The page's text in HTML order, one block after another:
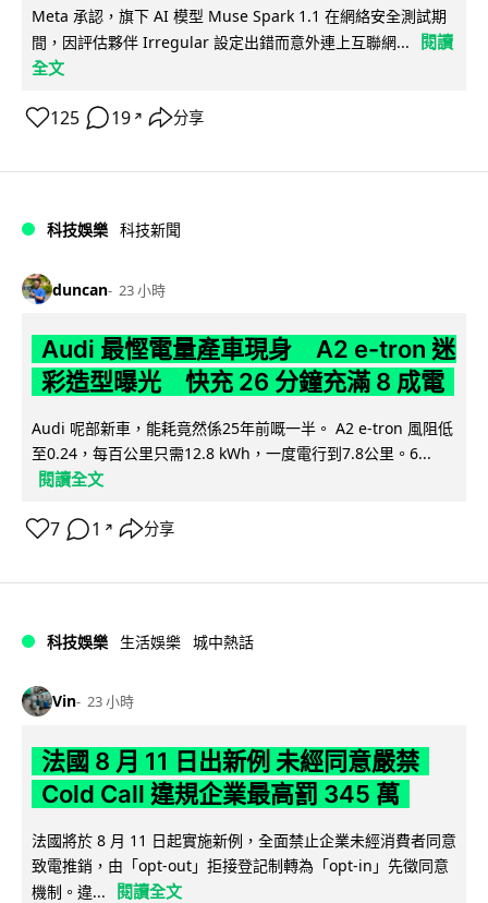
Meta 承認，旗下 AI 模型 Muse Spark 1.1 在網絡安全測試期
間，因評估夥伴 Irregular 設定出錯而意外連上互聯網...
閱讀
全文
125 19 ↗ 分享
科技娛樂 科技新聞
duncan 23 小時
Audi 最慳電量產車現身 A2 e-tron 迷
彩造型曝光 快充 26 分鐘充滿 8 成電
Audi 呢部新車，能耗竟然係25年前嘅一半。 A2 e-tron 風阻低
至0.24，每百公里只需12.8 kWh，一度電行到7.8公里。6...
閱讀全文
7 1 ↗ 分享
科技娛樂 生活娛樂 城中熱話
Vin 23 小時
法國 8 月 11 日出新例 未經同意嚴禁
Cold Call 違規企業最高罰 345 萬
法國將於 8 月 11 日起實施新例，全面禁止企業未經消費者同意
致電推銷，由「opt-out」拒接登記制轉為「opt-in」先徵同意
機制。違...
閱讀全文